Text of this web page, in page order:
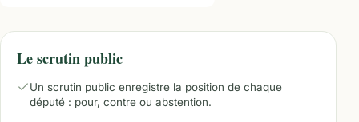
Le scrutin public
Un scrutin public enregistre la position de chaque
député : pour, contre ou abstention.